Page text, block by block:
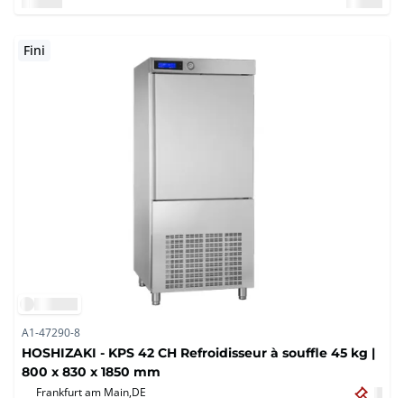
Fini
A1-47290-8
HOSHIZAKI - KPS 42 CH Refroidisseur à souffle 45 kg |
800 x 830 x 1850 mm
Frankfurt am Main,DE